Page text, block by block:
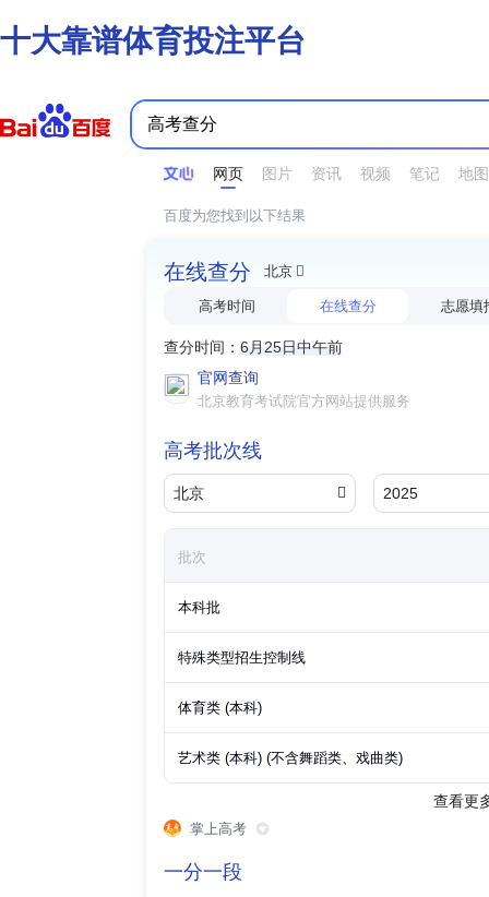
十大靠谱体育投注平台
网页 图片 资讯 视频 笔记 地图
时间不限 所有网页和文件 站点内检索
百度为您找到以下结果
在线查分 北京
高考时间 在线查分 志愿填
查分时间： 6月25日中午前
官网查询
北京教育考试院官方网站提供服务
高考批次线
北京  2025
批次
本科批
特殊类型招生控制线
体育类 (本科)
艺术类 (本科) (不含舞蹈类、戏曲类)
查看更
掌上高考
一分一段